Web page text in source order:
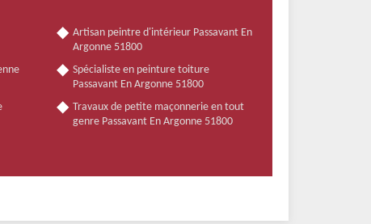
Artisan peintre d'intérieur Passavant En
Argonne 51800
Spécialiste en peinture toiture
Passavant En Argonne 51800
Travaux de petite maçonnerie en tout
genre Passavant En Argonne 51800